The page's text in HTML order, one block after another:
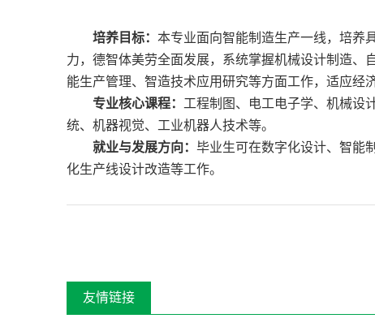
培养目标： 本专业面向智能制造生产一线，培养
力，德智体美劳全面发展，系统掌握机械设计制造、
能生产管理、智造技术应用研究等方面工作，适应经
专业核心课程： 工程制图、电工电子学、机械设
统、机器视觉、工业机器人技术等。
就业与发展方向： 毕业生可在数字化设计、智能
化生产线设计改造等工作。
友情链接